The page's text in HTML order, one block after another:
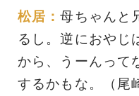
松居：母ちゃんと
るし。逆におやじ
から、うーんって
するかもな。（尾